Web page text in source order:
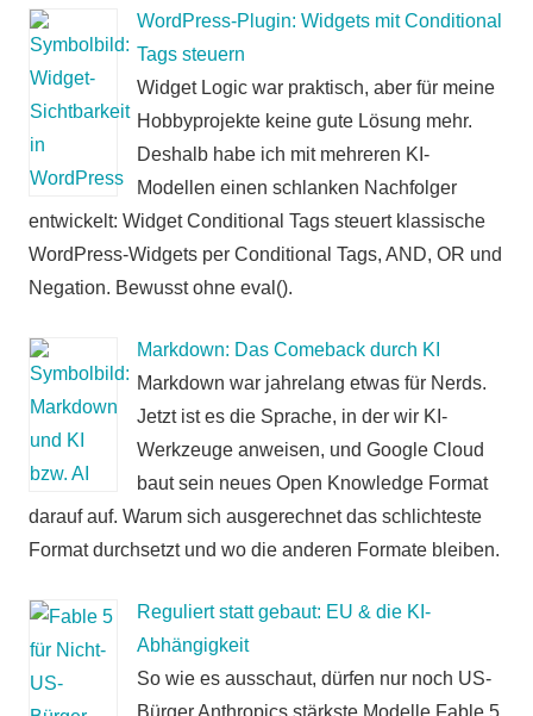
WordPress-Plugin: Widgets mit Conditional
Tags steuern
Widget Logic war praktisch, aber für meine
Hobbyprojekte keine gute Lösung mehr.
Deshalb habe ich mit mehreren KI-
Modellen einen schlanken Nachfolger
entwickelt: Widget Conditional Tags steuert klassische
WordPress-Widgets per Conditional Tags, AND, OR und
Negation. Bewusst ohne eval().
Markdown: Das Comeback durch KI
Markdown war jahrelang etwas für Nerds.
Jetzt ist es die Sprache, in der wir KI-
Werkzeuge anweisen, und Google Cloud
baut sein neues Open Knowledge Format
darauf auf. Warum sich ausgerechnet das schlichteste
Format durchsetzt und wo die anderen Formate bleiben.
Reguliert statt gebaut: EU & die KI-
Abhängigkeit
So wie es ausschaut, dürfen nur noch US-